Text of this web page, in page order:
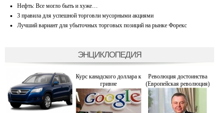
Нефть: Все могло быть и хуже…
3 правила для успешной торговли мусорными акциями
Лучший вариант для убыточных торговых позиций на рынке Форекс
ЭНЦИКЛОПЕДИЯ
Курс канадского доллара к
гривне
Революция достоинства
(Европейская революция)